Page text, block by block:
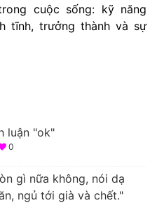
cuộc sống: kỹ năng
tĩnh, trưởng thành và sự
luận "ok"
0
gì nữa không, nói dạ
ngủ tới già và chết."